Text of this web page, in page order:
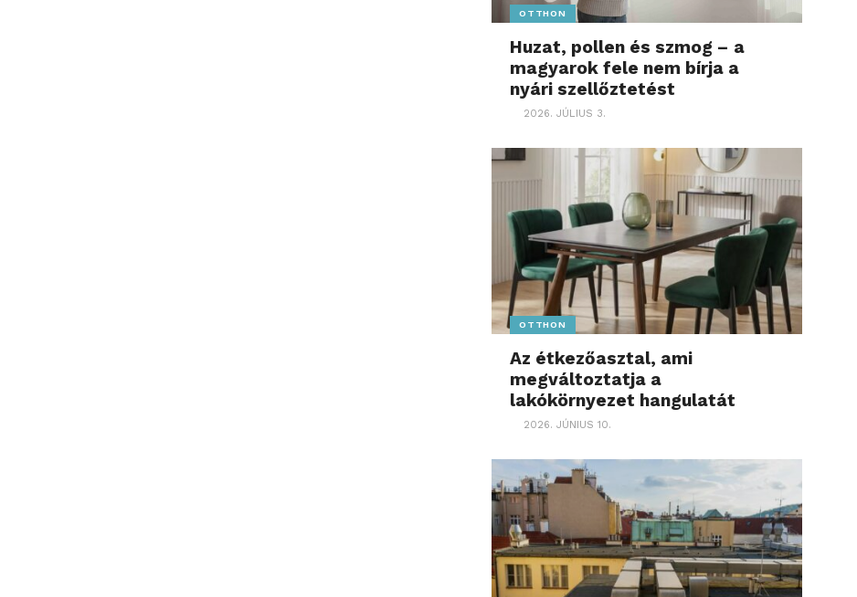
OTTHON
Huzat, pollen és szmog – a
magyarok fele nem bírja a
nyári szellőztetést
2026. JÚLIUS 3.
OTTHON
Az étkezőasztal, ami
megváltoztatja a
lakókörnyezet hangulatát
2026. JÚNIUS 10.